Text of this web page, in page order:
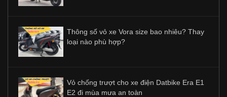
Thông số vỏ xe Vora size bao nhiêu? Thay
loại nào phù hợp?
Vỏ chống trượt cho xe điện Datbike Era E1
E2 đi mùa mưa an toàn